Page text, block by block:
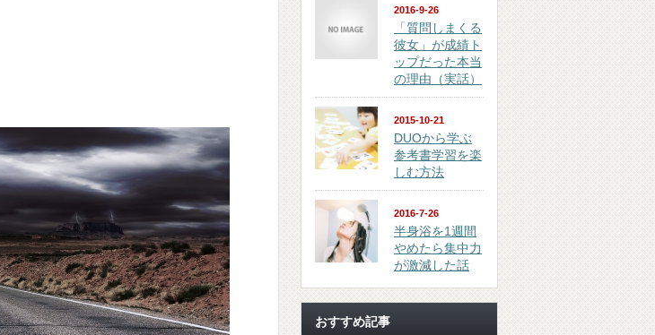
2016-9-26
「質問しまくる
彼女」が成績ト
ップだった本当
の理由（実話）
2015-10-21
DUOから学ぶ
参考書学習を楽
しむ方法
2016-7-26
半身浴を1週間
やめたら集中力
が激減した話
おすすめ記事